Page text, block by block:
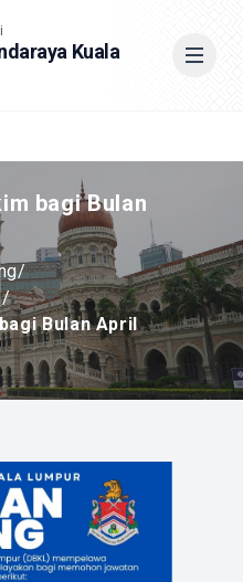
Kuala
bagi Bulan
/
/
Bulan April